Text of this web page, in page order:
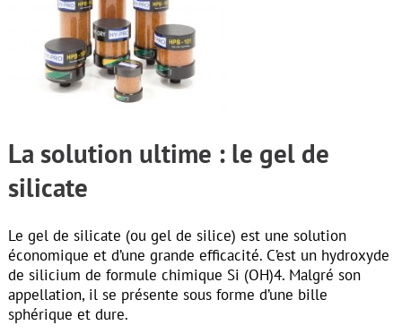
La solution ultime : le gel de
silicate
Le gel de silicate (ou gel de silice) est une solution
économique et d’une grande efficacité. C’est un hydroxyde
de silicium de formule chimique Si (OH)4. Malgré son
appellation, il se présente sous forme d’une bille
sphérique et dure.